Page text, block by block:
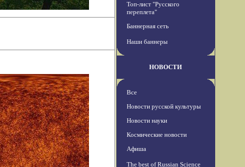
Топ-лист "Русского
переплета"
Баннерная сеть
Наши баннеры
НОВОСТИ
Все
Новости русской культуры
Новости науки
Космические новости
Афиша
The best of Russian Science